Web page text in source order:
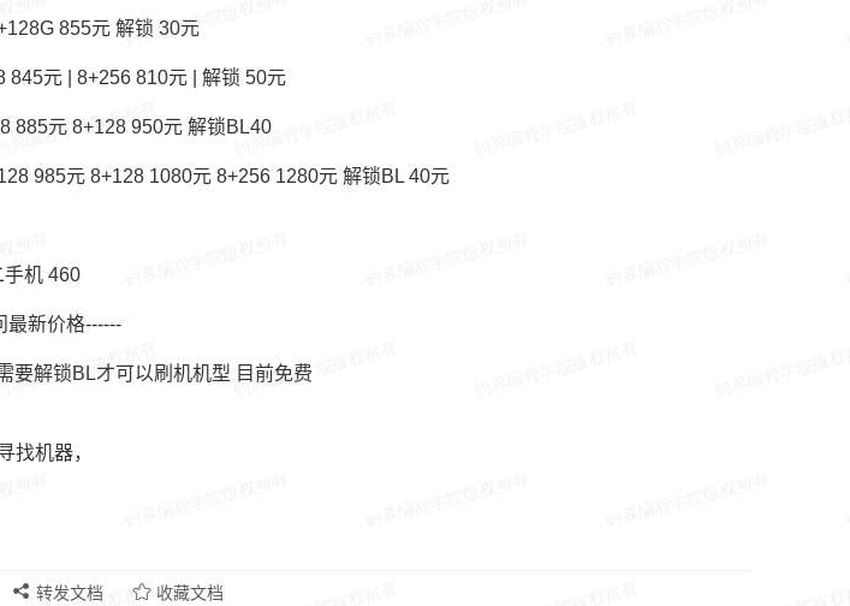
855元 解锁 30元
845元 | 8+256 810元 | 解锁 50元
885元 8+128 950元 解锁BL40
985元 8+128 1080元 8+256 1280元 解锁BL 40元
手机 460
最新价格------
要解锁BL才可以刷机机型 目前免费
找机器，
转发文档 收藏文档